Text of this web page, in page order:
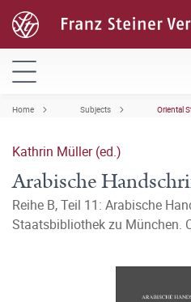
Home Subjects Oriental
Kathrin Müller (ed.)
Arabische
Reihe B, Teil 11: Arabische
Staatsbibliothek zu München.